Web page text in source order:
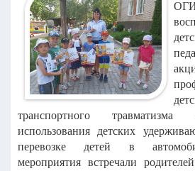
транспортного
использования детских
перевозке детей в
мероприятия встречали